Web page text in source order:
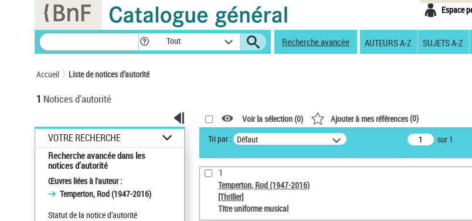
Espace
Tout Recherche avancée AUTEURS A-Z SUJETS A-Z
Accueil Liste de notices d’autorité
1 Notices d'autorité
VOTRE RECHERCHE
Recherche avancée dans les
notices d’autorité
Œuvres liées à l'auteur :
Temperton, Rod (1947-2016)
Statut de la notice d’autorité
Voir la sélection (0) Ajouter à mes références(0)
Tri par : Défaut sur 1
1
Temperton, Rod (1947-2016)
[Thriller]
Titre uniforme musical
Panneau de gestion des cookies